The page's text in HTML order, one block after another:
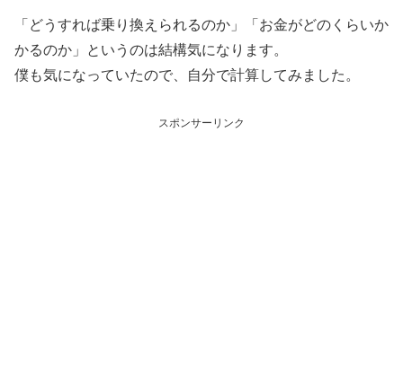
「どうすれば乗り換えられるのか」「お金がどのくらいか
かるのか」というのは結構気になります。
僕も気になっていたので、自分で計算してみました。
スポンサーリンク